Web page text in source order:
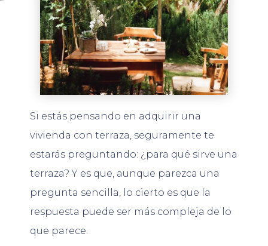
Si estás pensando en adquirir una
vivienda con terraza, seguramente te
estarás preguntando: ¿para qué sirve una
terraza? Y es que, aunque parezca una
pregunta sencilla, lo cierto es que la
respuesta puede ser más compleja de lo
que parece.